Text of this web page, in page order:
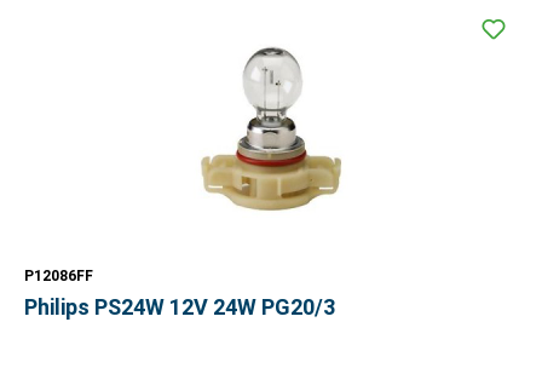
P12086FF
Philips PS24W 12V 24W PG20/3